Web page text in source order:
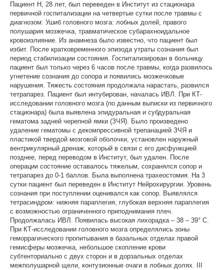
Пациент Н, 28 лет, был переведен в Институт из стационара
первичной госпитализации на четвертые сутки после травмы с
диагнозом: Ушиб головного мозга: лобных долей, правого
полушария мозжечка, травматическое субарахноидальное
кровоизлияние. Из анамнеза было известно, что пациент был
избит. После кратковременного эпизода утраты сознания был
период стабилизации состояния. Госпитализирован в больницу
пациент был только через 6 часов после травмы, когда развилось
угнетение сознания до сопора и появились мозжечковые
нарушения. Тяжесть состояния продолжала нарастать, развился
тетрапарез. Пациент был интубирован, началась ИВЛ. При КТ-
исследовании головного мозга (по данным выписки из первичного
стационара) была выявлена эпидуральная и субдуральная
гематома задней черепной ямки (ЗЧЯ). Было произведено
удаление гематомы с декомпрессивной трепанацией ЗЧЯ и
пластикой твердой мозговой оболочки, установлен наружный
вентрикулярный дренаж, который в связи с его дисфункцией
позднее, перед переводом в Институт, был удален. После
операции состояние оставалось тяжелым, сохранялся сопор и
тетрапарез до 0-1 баллов. Была выполнена трахеостомия. На 3
сутки пациент был переведен в Институт Нейрохирургии. Уровень
сознания при поступлении оценивался как сопор. Выявлялся
тетрасиндром: нижняя параплегия, глубокая верхняя параплегия
с возможностью ограниченного приподнимания плеч.
Продолжалась ИВЛ. Появилась высокая лихорадка – 38 – 39° С.
При КТ-исследовании головного мозга определялись зоны
геморрагического пропитывания в базальных отделах правой
гемисферы мозжечка, небольшое скопление крови
субтенториально с двух сторон и в дорзальных отделах
межполушарной щели, контузионные очаги в лобных долях. III